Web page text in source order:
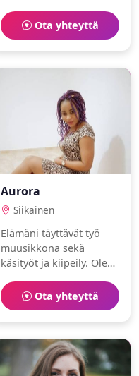
rauhallinen. Etsin aitoa
ja rehellistä kumppania.
Ota yhteyttä
Aurora
Siikainen
Elämäni täyttävät työ
muusikkona sekä
käsityöt ja kiipeily. Olen
Ota yhteyttä